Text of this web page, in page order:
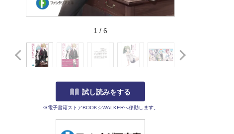
1 / 6
試し読みをする
※電子書籍ストアBOOK☆WALKERへ移動します。